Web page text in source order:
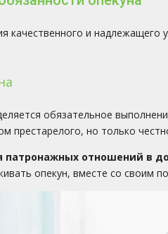
качественного и
обязательное
престарелого, но только
отношений в
опекун, вместе со своим